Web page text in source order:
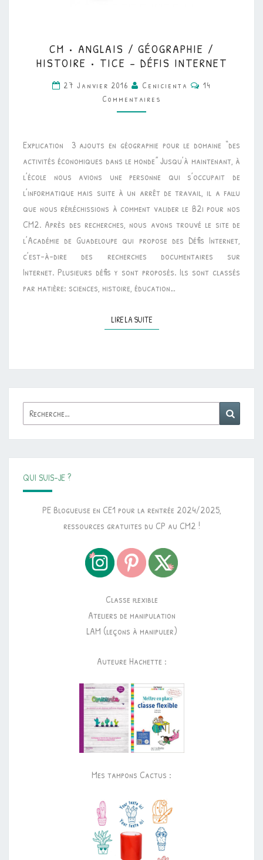
ANGLAIS
/
GÉOGRAPHIE
•
TICE
–
DÉFIS
INTERNET
CM • ANGLAIS / GÉOGRAPHIE /
HISTOIRE • TICE – DÉFIS INTERNET
27 Janvier 2016 Cenicienta Commentaires
14
Commentaires
Explication 3 ajouts en géographie pour le domaine “des
activités économiques dans le monde” Jusqu’à maintenant, à
l’école nous avions une personne qui s’occupait de
l’informatique mais suite à un arrêt de travail, il a fallu
que nous réfléchissions à comment valider le B2i pour nos
CM2. Après des recherches, nous avons trouvé le site de
l’Académie de Guadeloupe qui propose des Défis Internet,
c’est-à-dire des recherches documentaires sur
Internet. Plusieurs défis y sont proposés. Ils sont classés
par matière: sciences, histoire, éducation…
LIRE LA SUITELIRE LA SUITE
Rechercher :
QUI SUIS-JE ?
PE Blogueuse en CE1 pour la rentrée 2024/2025,
ressources gratuites du CP au CM2 !
Classe flexible
Ateliers de manipulation
LAM (leçons à manipuler)
Auteure Hachette :
Mes tampons Cactus :